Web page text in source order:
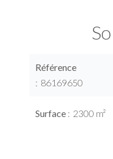
Référence
86169650
Surface 2300 m²